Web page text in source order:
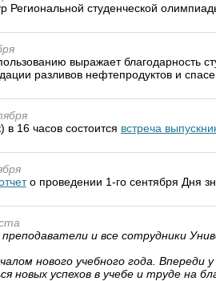
Региональной студенческой
выражает благодарность
разливов нефтепродуктов и
в 16 часов состоится встреча
о проведении 1-го сентября Дня
и все сотрудники
нового учебного года.
новых успехов в учебе и труде на